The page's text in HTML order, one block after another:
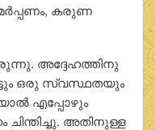
കരുണ
അദ്ദേഹത്തിനു
ഒരു സ്വസ്ഥതയും
എപ്പോഴും
ചിന്തിച്ചു. അതിനുള്ള